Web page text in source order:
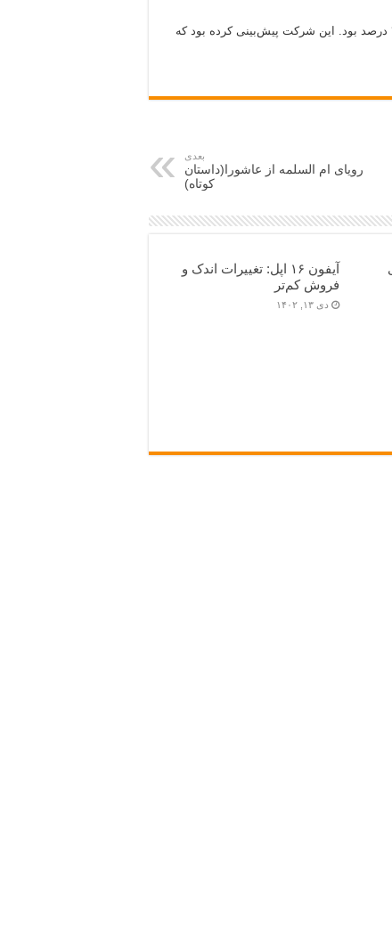
حاشیه‌ی سود ناخالص تعدیل‌شده‌ی اینتل در سه‌ماهه‌ی اخیر تقریبا ۴۰ درصد بود. این شرکت پیش‌بینی کرده بود که
بعدی
رویای ام السلمه از عاشورا(داستان
کوتاه)
آیفون ۱۶ اپل: تغییرات اندک و
فروش کم‌تر
دی ۱۳, ۱۴۰۲